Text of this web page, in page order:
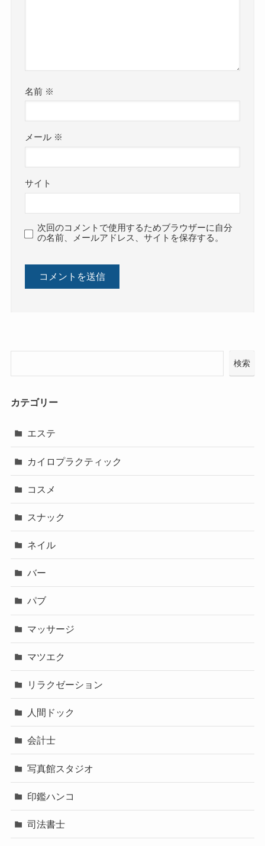
名前 ※
メール ※
サイト
次回のコメントで使用するためブラウザーに自分
の名前、メールアドレス、サイトを保存する。
検索
カテゴリー
エステ
カイロプラクティック
コスメ
スナック
ネイル
バー
パブ
マッサージ
マツエク
リラクゼーション
人間ドック
会計士
写真館スタジオ
印鑑ハンコ
司法書士